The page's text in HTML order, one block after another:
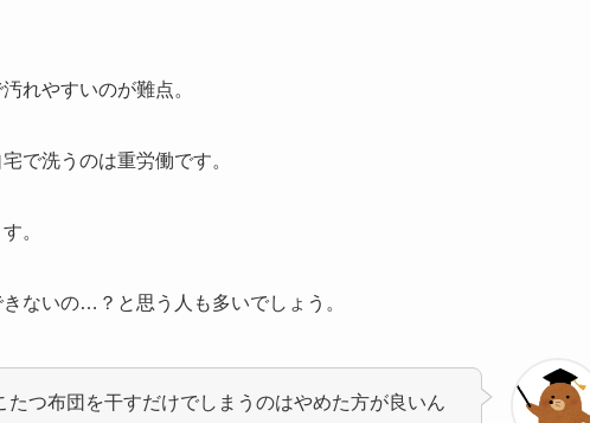
れやすいのが難点。
で洗うのは重労働です。
。
ないの…？と思う人も多いでしょう。
たつ布団を干すだけでしまうのはやめた方が良いん